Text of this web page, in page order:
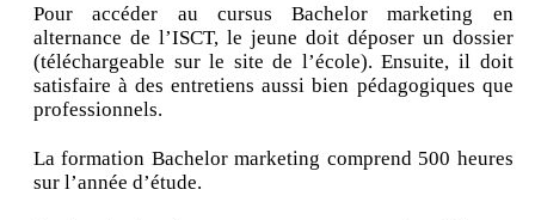
Pour accéder au cursus Bachelor marketing en
alternance de l’ISCT, le jeune doit déposer un dossier
(téléchargeable sur le site de l’école). Ensuite, il doit
satisfaire à des entretiens aussi bien pédagogiques que
professionnels.
La formation Bachelor marketing comprend 500 heures
sur l’année d’étude.